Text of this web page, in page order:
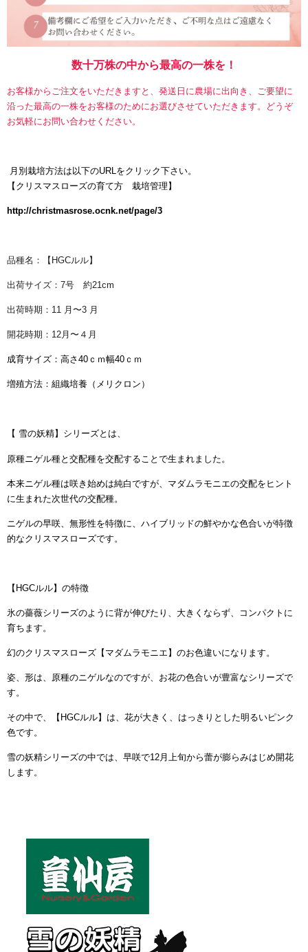
数十万株の中から最高の一株を！
お客様からご注文をいただきますと、発送日に農場に出向き、ご要望に
沿った最高の一株をお客様のためにお選びさせていただきます。どうぞ
お気軽にお問い合わせください。
月別栽培方法は以下のURLをクリック下さい。
【 クリスマスローズの育て方 栽培管理】
http://christmasrose.ocnk.net/page/3
品種名：【HGCルル】
出荷サイズ：7号 約21cm
出荷時期：11 月〜3 月
開花時期：12月〜４月
成育サイズ：高さ40ｃｍ幅40ｃｍ
増殖方法：組織培養（メリクロン）
【 雪の妖精】シリーズとは、
原種ニゲル種と交配種を交配することで生まれました。
本来ニゲル種は咲き始めは純白ですが、マダムラモニエの交配をヒント
に生まれた次世代の交配種。
ニゲルの早咲、無形性を特徴に、ハイブリッドの鮮やかな色合いが特徴
的なクリスマスローズです。
【HGCルル】の特徴
氷の薔薇シリーズのように背が伸びたり、大きくならず、コンパクトに
育ちます。
幻のクリスマスローズ【マダムラモニエ】のお色違いになります。
姿、形は、原種のニゲルなのですが、お花の色合いが豊富なシリーズで
す。
その中で、【HGCルル】は、花が大きく、はっきりとした明るいピンク
色です。
雪の妖精シリーズの中では、早咲で12月上旬から蕾が膨らみはじめ開花
します。